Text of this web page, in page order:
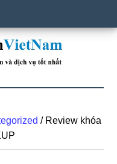
/Review khóa